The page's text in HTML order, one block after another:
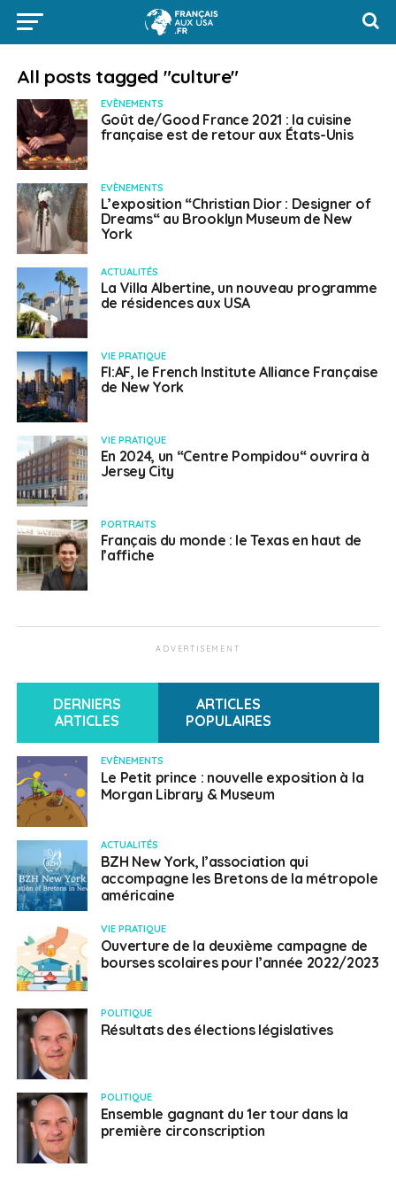
All posts tagged "culture"
EVÈNEMENTS
Goût de/Good France 2021 : la cuisine
française est de retour aux États-Unis
EVÈNEMENTS
L’exposition “Christian Dior : Designer of
Dreams“ au Brooklyn Museum de New
York
ACTUALITÉS
La Villa Albertine, un nouveau programme
de résidences aux USA
VIE PRATIQUE
FI:AF, le French Institute Alliance Française
de New York
VIE PRATIQUE
En 2024, un “Centre Pompidou“ ouvrira à
Jersey City
PORTRAITS
Français du monde : le Texas en haut de
l’affiche
ADVERTISEMENT
DERNIERS
ARTICLES
ARTICLES
POPULAIRES
EVÈNEMENTS
Le Petit prince : nouvelle exposition à la
Morgan Library & Museum
ACTUALITÉS
BZH New York, l’association qui
accompagne les Bretons de la métropole
américaine
VIE PRATIQUE
Ouverture de la deuxième campagne de
bourses scolaires pour l’année 2022/2023
POLITIQUE
Résultats des élections législatives
POLITIQUE
Ensemble gagnant du 1er tour dans la
première circonscription